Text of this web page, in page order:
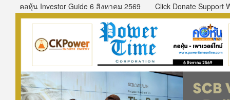
คอหุ้น Investor Guide 6 สิงหาคม 2569 Click Donate Support